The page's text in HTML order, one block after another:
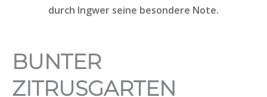
durch Ingwer seine besondere Note.
BUNTER
ZITRUSGARTEN